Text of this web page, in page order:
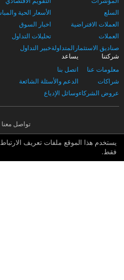
فقط.
السلع
العملات الافتراضية
العملات
صناديق الاستثمارالمتداولة
الأسعار الحية
اخبار السوق
تحليلات التداول
خبير التداول
شركتنا
معلومات عنا
شراكات
عروض الشركاء
يساعد
اتصل بنا
الدعم والأسئلة الشائعة
وسائل الإدياع
تواصل معنا